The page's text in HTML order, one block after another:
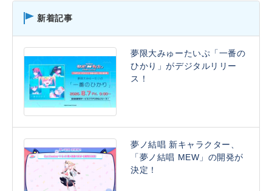
新着記事
夢限大みゅーたいぷ「一番の
ひかり」がデジタルリリー
ス！
夢ノ結唱 新キャラクター、
「夢ノ結唱 MEW」の開発が
決定！